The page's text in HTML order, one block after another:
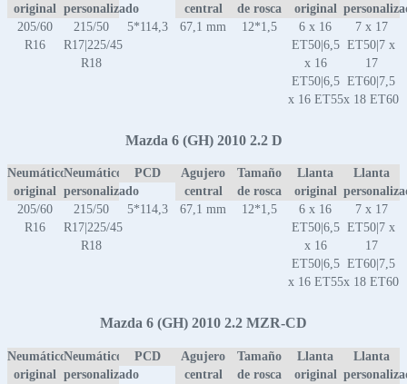
original
personalizado
central
de rosca
original
205/60
R16
215/50
R17|225/45
R18
5*114,3 67,1 mm 12*1,5
6 x 16
ET50|6,5
x 16
ET50|6,5
x 16 ET55
7 x 17
ET50|7 x
17
ET60|7,5
x 18 ET60
Mazda 6 (GH) 2010 2.2 D
Neumático
original
Neumático
personalizado
PCD
Agujero
central
Tamaño
de rosca
Llanta
original
Llanta
205/60
R16
215/50
R17|225/45
R18
5*114,3 67,1 mm 12*1,5
6 x 16
ET50|6,5
x 16
ET50|6,5
x 16 ET55
7 x 17
ET50|7 x
17
ET60|7,5
x 18 ET60
Mazda 6 (GH) 2010 2.2 MZR-CD
Neumático
original
Neumático
personalizado
PCD
Agujero
central
Tamaño
de rosca
Llanta
original
Llanta